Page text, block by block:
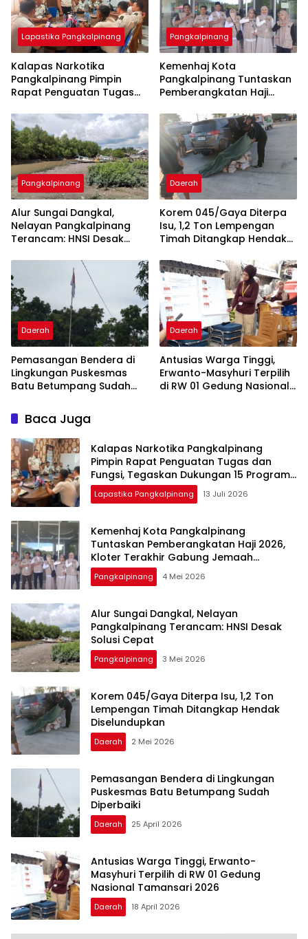
Lapastika Pangkalpinang
Kalapas Narkotika
Pangkalpinang Pimpin
Rapat Penguatan Tugas
Dukungan 15 Program Aksi
Kementerian
Pangkalpinang
Kemenhaj Kota
Pangkalpinang Tuntaskan
Pemberangkatan Haji
Gabung Jemaah
Palembang
Pangkalpinang
Alur Sungai Dangkal,
Nelayan Pangkalpinang
Terancam: HNSI Desak
Daerah
Korem 045/Gaya Diterpa
Isu, 1,2 Ton Lempengan
Timah Ditangkap Hendak
Daerah
Pemasangan Bendera di
Lingkungan Puskesmas
Batu Betumpang Sudah
Daerah
Antusias Warga Tinggi,
Erwanto-Masyhuri Terpilih
di RW 01 Gedung Nasional
Baca Juga
Kalapas Narkotika Pangkalpinang
Pimpin Rapat Penguatan Tugas dan
Fungsi, Tegaskan Dukungan 15 Program
Aksi Kementerian
Lapastika Pangkalpinang 13 Juli 2026
Kemenhaj Kota Pangkalpinang
Tuntaskan Pemberangkatan Haji 2026,
Kloter Terakhir Gabung Jemaah
Palembang
Pangkalpinang 4 Mei 2026
Alur Sungai Dangkal, Nelayan
Pangkalpinang Terancam: HNSI Desak
Solusi Cepat
Pangkalpinang 3 Mei 2026
Korem 045/Gaya Diterpa Isu, 1,2 Ton
Lempengan Timah Ditangkap Hendak
Diselundupkan
Daerah 2 Mei 2026
Pemasangan Bendera di Lingkungan
Puskesmas Batu Betumpang Sudah
Diperbaiki
Daerah 25 April 2026
Antusias Warga Tinggi, Erwanto-
Masyhuri Terpilih di RW 01 Gedung
Nasional Tamansari 2026
Daerah 18 April 2026